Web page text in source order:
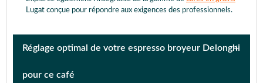
Lugat conçue pour répondre aux exigences des professionnels.
Réglage optimal de votre espresso broyeur Delonghi
pour ce café